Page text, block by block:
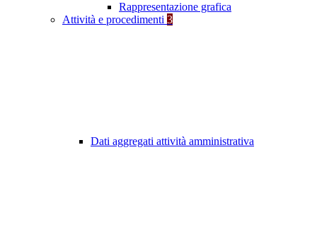
Rappresentazione grafica
Attività e procedimenti 3
Dati aggregati attività amministrativa